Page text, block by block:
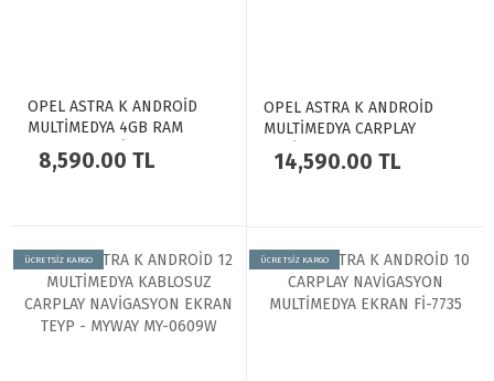
OPEL ASTRA K ANDROİD
MULTİMEDYA 4GB RAM
CARPLAY NAVİGASYON
EKRAN - MYWAY
8,590.00 TL
OPEL ASTRA K ANDROİD
MULTİMEDYA CARPLAY
NAVİGASYON EKRAN - 8GB
RAM+128GB HDD - MYWAY
14,590.00 TL
ÜCRETSİZ KARGO ÜCRETSİZ KARGO